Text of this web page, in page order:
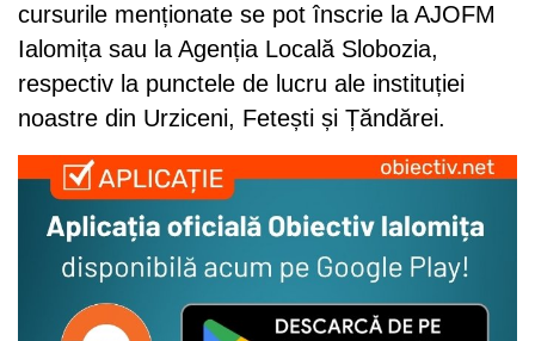
cursurile menționate se pot înscrie la AJOFM
Ialomița sau la Agenția Locală Slobozia,
respectiv la punctele de lucru ale instituției
noastre din Urziceni, Fetești și Țăndărei.